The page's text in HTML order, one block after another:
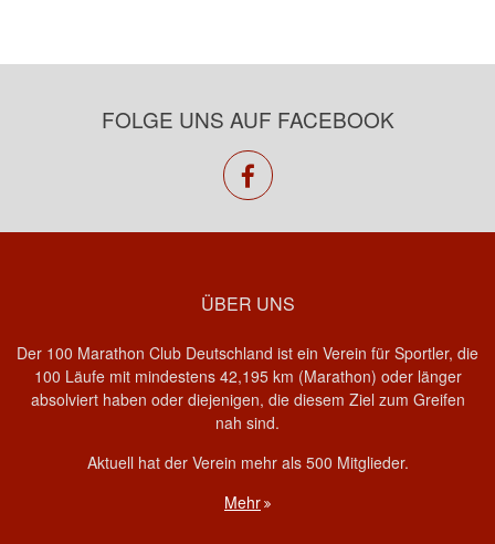
FOLGE UNS AUF FACEBOOK
facebook
ÜBER UNS
Der 100 Marathon Club Deutschland ist ein Verein für Sportler, die
100 Läufe mit mindestens 42,195 km (Marathon) oder länger
absolviert haben oder diejenigen, die diesem Ziel zum Greifen
nah sind.
Aktuell hat der Verein mehr als 500 Mitglieder.
Mehr